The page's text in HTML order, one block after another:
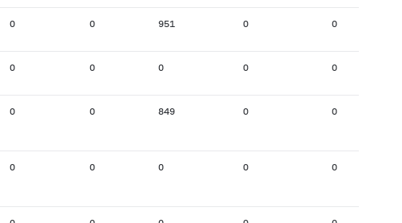
0 0 951 0 0
0 0 0 0 0
0 0 849 0 0
0 0 0 0 0